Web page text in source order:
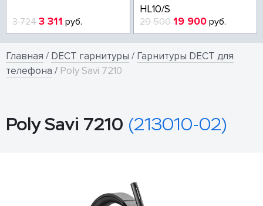
3 724 3 311 руб.
HL10/S
29 500 19 900руб.
Главная / DECT гарнитуры / Гарнитуры DECT для
телефона / Poly Savi 7210
Poly Savi 7210 (213010-02)